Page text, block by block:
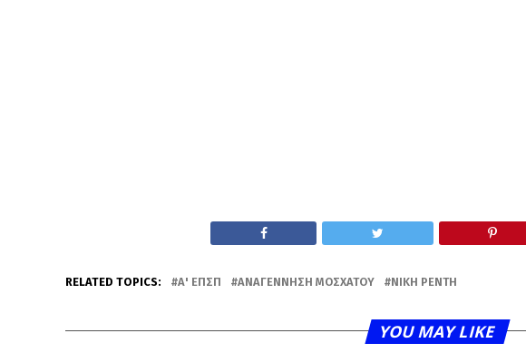
RELATED TOPICS: Α' ΕΠΣΠ ΑΝΑΓΈΝΝΗΣΗ ΜΟΣΧΆΤΟΥ ΝΊΚΗ ΡΈΝΤΗ
YOU MAY LIKE